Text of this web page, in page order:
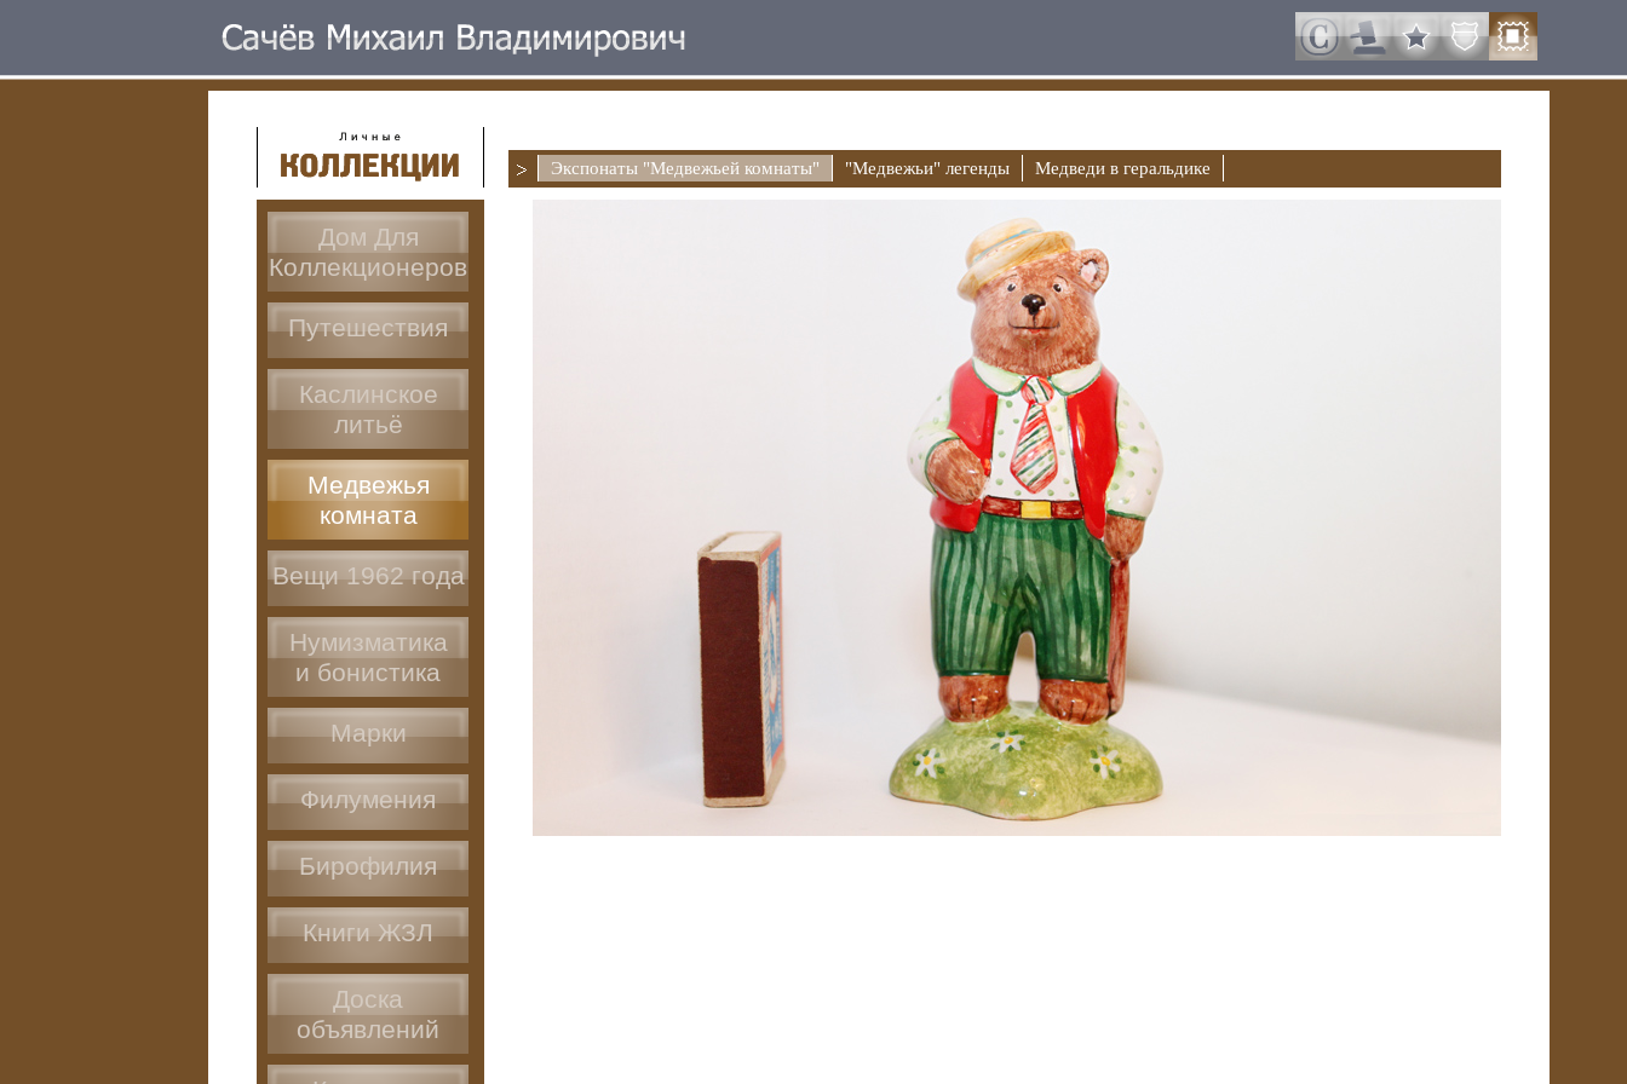
Экспонаты "Медвежьей комнаты" "Медвежьи" легенды Медведи в геральдике
Дом Для
Коллекционеров
Путешествия
Каслинское
литьё
Медвежья
комната
Вещи 1962 года
Нумизматика
и бонистика
Марки
Филумения
Бирофилия
Книги ЖЗЛ
Доска
объявлений